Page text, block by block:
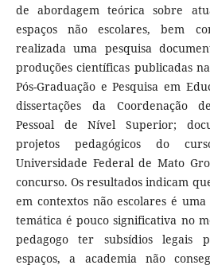
de abordagem teórica sobre
espaços não escolares, bem
realizada uma pesquisa
produções científicas publicadas
Pós-Graduação e Pesquisa em
dissertações da Coordenação
Pessoal de Nível Superior;
projetos pedagógicos do
Universidade Federal de Mato
concurso. Os resultados indicam
em contextos não escolares é
temática é pouco significativa no
pedagogo ter subsídios legais
espaços, a academia não